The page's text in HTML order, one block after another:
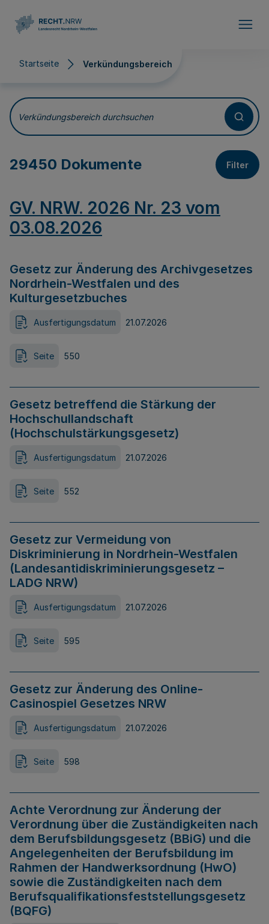
Startseite Verkündungsbereich
Verkündungsbereich
Verkündungsbereich durchsuchen
29450 Dokumente Filter
GV. NRW. 2026 Nr. 23 vom
03.08.2026
Gesetz zur Änderung des Archivgesetzes
Nordrhein-Westfalen und des
Kulturgesetzbuches
Ausfertigungsdatum 21.07.2026
Seite 550
Gesetz betreffend die Stärkung der
Hochschullandschaft
(Hochschulstärkungsgesetz)
Ausfertigungsdatum 21.07.2026
Seite 552
Gesetz zur Vermeidung von
Diskriminierung in Nordrhein-Westfalen
(Landesantidiskriminierungsgesetz –
LADG NRW)
Ausfertigungsdatum 21.07.2026
Seite 595
Gesetz zur Änderung des Online-
Casinospiel Gesetzes NRW
Ausfertigungsdatum 21.07.2026
Seite 598
Achte Verordnung zur Änderung der
Verordnung über die Zuständigkeiten nach
dem Berufsbildungsgesetz (BBiG) und die
Angelegenheiten der Berufsbildung im
Rahmen der Handwerksordnung (HwO)
sowie die Zuständigkeiten nach dem
Berufsqualifikationsfeststellungsgesetz
(BQFG)